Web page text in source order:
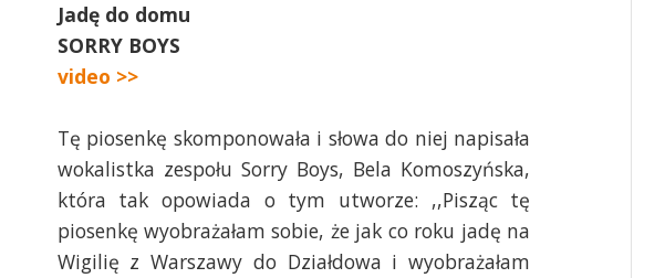
Jadę do domu
SORRY BOYS
video >>
Tę piosenkę skomponowała i słowa do niej napisała
wokalistka zespołu Sorry Boys, Bela Komoszyńska,
która tak opowiada o tym utworze: ,,Pisząc tę
piosenkę wyobrażałam sobie, że jak co roku jadę na
Wigilię z Warszawy do Działdowa i wyobrażałam